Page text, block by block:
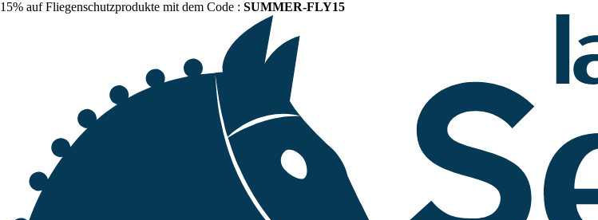
15% auf Fliegenschutzprodukte mit dem Code : SUMMER-FLY15